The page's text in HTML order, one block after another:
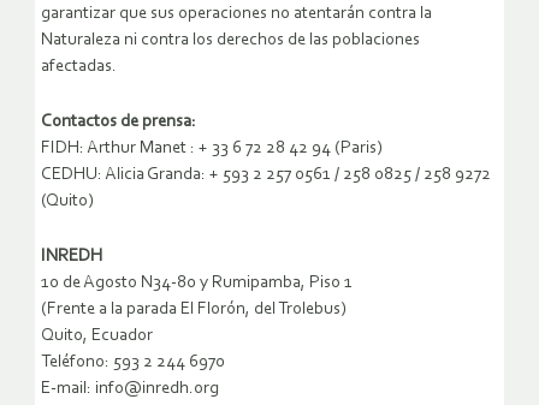
garantizar que sus operaciones no atentarán contra la
Naturaleza ni contra los derechos de las poblaciones
afectadas.
Contactos de prensa:
FIDH: Arthur Manet : + 33 6 72 28 42 94 (Paris)
CEDHU: Alicia Granda: + 593 2 257 0561 / 258 0825 / 258 9272
(Quito)
INREDH
10 de Agosto N34-80 y Rumipamba, Piso 1
(Frente a la parada El Florón, del Trolebus)
Quito, Ecuador
Teléfono: 593 2 244 6970
E-mail: info@inredh.org